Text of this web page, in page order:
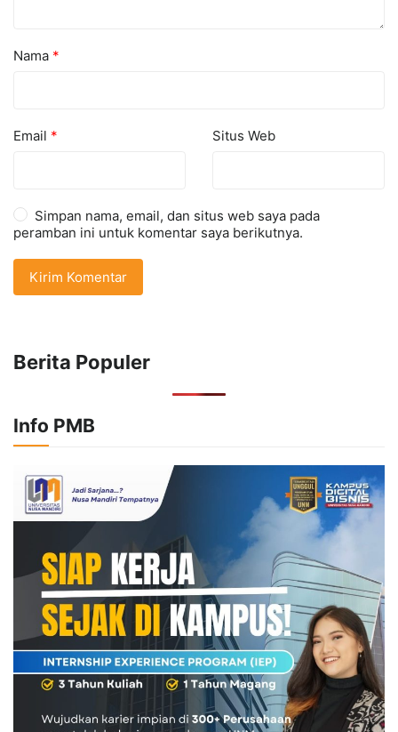
Nama *
Email * Situs Web
Simpan nama, email, dan situs web saya pada
peramban ini untuk komentar saya berikutnya.
Berita Populer
Info PMB